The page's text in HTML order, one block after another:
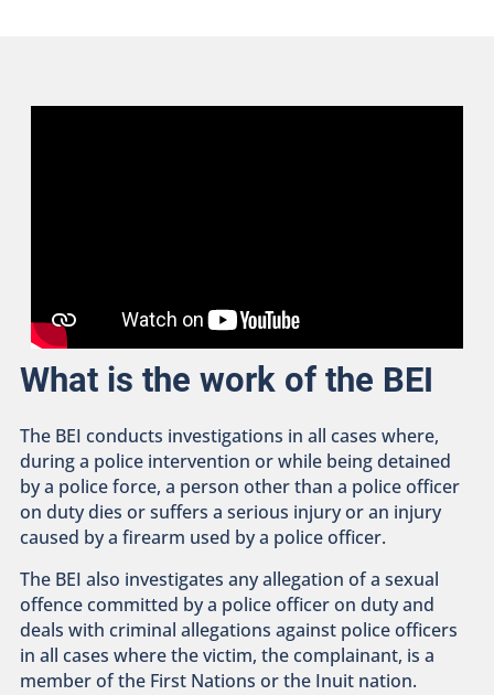
What is the work of the BEI
The BEI conducts investigations in all cases where,
during a police intervention or while being detained
by a police force, a person other than a police officer
on duty dies or suffers a serious injury or an injury
caused by a firearm used by a police officer.
The BEI also investigates any allegation of a sexual
offence committed by a police officer on duty and
deals with criminal allegations against police officers
in all cases where the victim, the complainant, is a
member of the First Nations or the Inuit nation.